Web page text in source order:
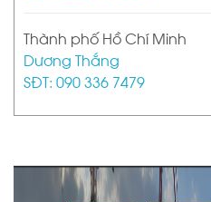
Thành phố Hồ Chí Minh
Dương Thắng
SĐT: 090 336 7479